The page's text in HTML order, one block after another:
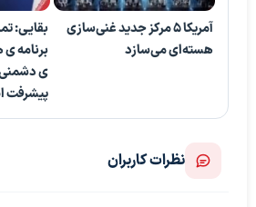
آمریکا 5 مرکز جدید غنی‌سازی
هسته‌ای می‌سازد
بقایی:
برنامه
ی دشمنی
پیشرفت
نظرات کاربران